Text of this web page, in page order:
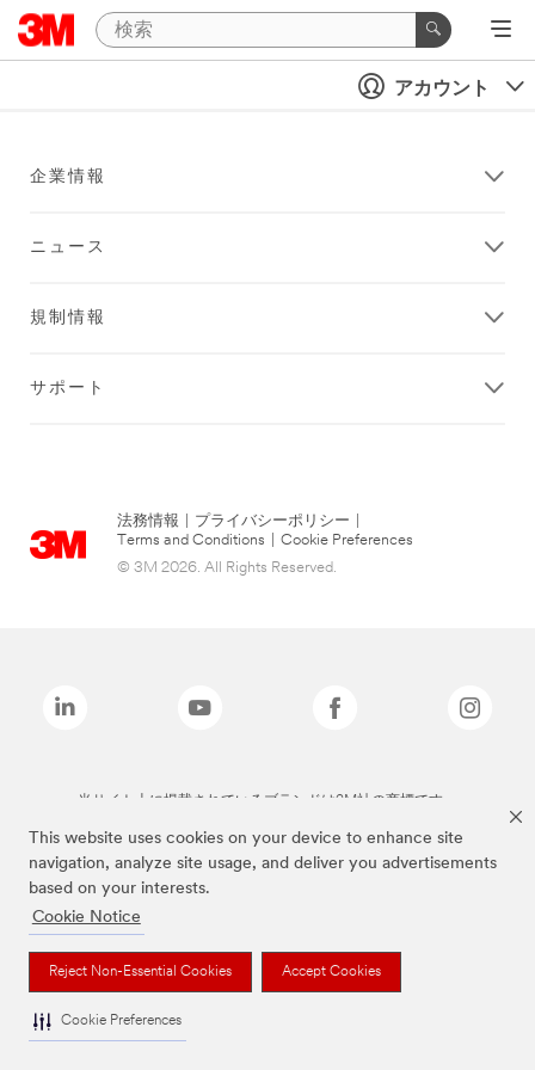
This website uses cookies on your device to enhance site
navigation, analyze site usage, and deliver you advertisements
based on your interests.
Cookie Notice
Reject Non-Essential Cookies Accept Cookies
Cookie Preferences
アカウント
企業情報
ニュース
規制情報
サポート
法務情報 プライバシーポリシー
Terms and Conditions
Cookie Preferences
© 3M 2026. All Rights Reserved.
当サイト上に掲載されているブランドは3M社の商標です。